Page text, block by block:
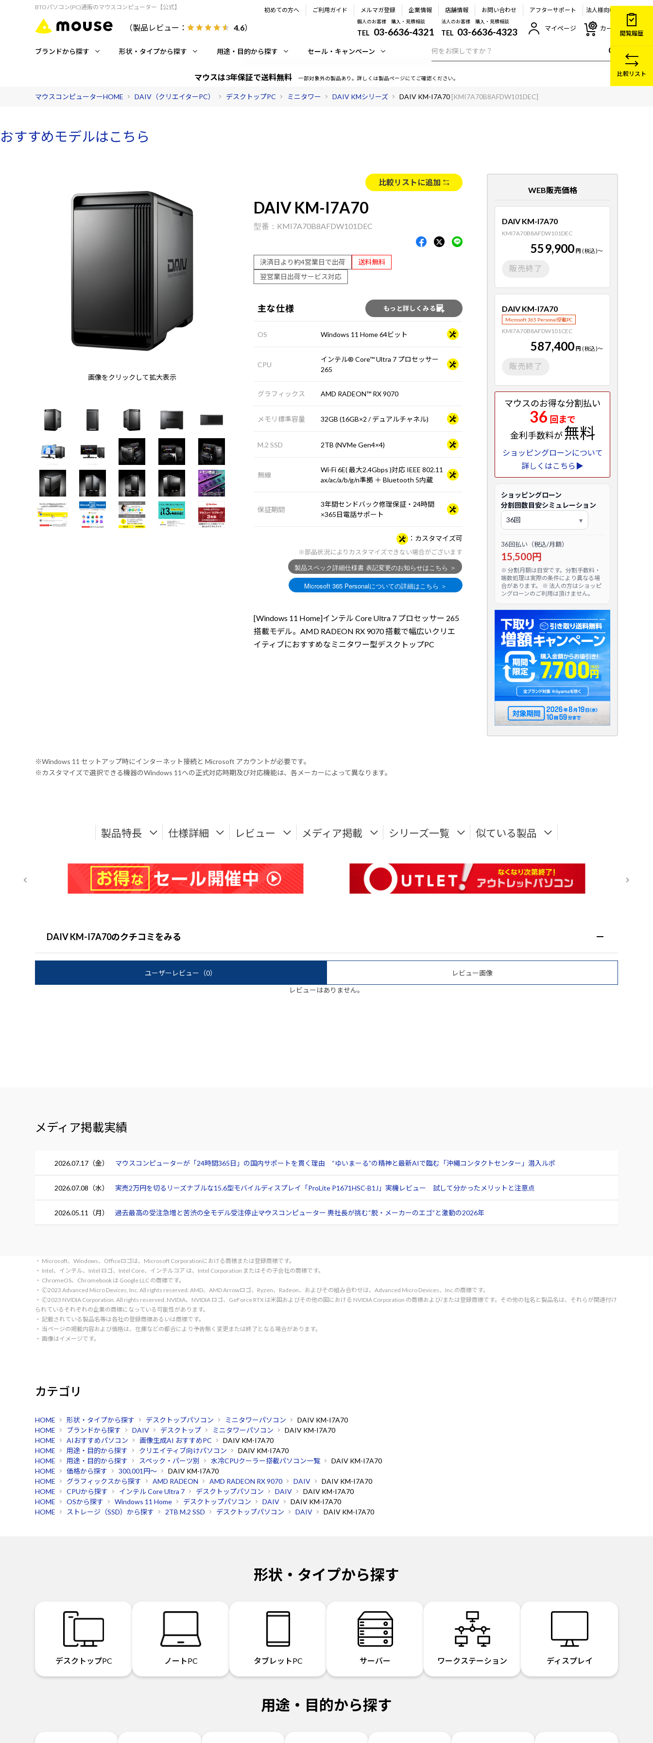
BTOパソコン(PC)通販のマウスコンピューター【公式】
（製品レビュー： 4.6）
初めての方へ ご利用ガイド メルマガ登録 企業情報 店舗情報 お問い合わせ アフターサポート 法人様向け
個人のお客様 購入・見積相談
TEL 03-6636-4321
法人のお客様 購入・見積相談
TEL 03-6636-4323 マイページ カート
ブランドから探す 形状・タイプから探す 用途・目的から探す セール・キャンペーン
マウスは3年保証で送料無料 一部対象外の製品あり。詳しくは製品ページにてご確認ください。
マウスコンピューターHOME DAIV（クリエイターPC） デスクトップPC ミニタワー DAIV KMシリーズ DAIV KM-I7A70 [KMI7A70B8AFDW101DEC]
おすすめモデルはこちら
画像をクリックして拡大表示
比較リストに追加
DAIV KM-I7A70
KMI7A70B8AFDW101DEC
決済日より約4営業日で出荷
送料無料
翌営業日出荷サービス対応
主な仕様 もっと詳しくみる
OS Windows 11 Home 64ビット
CPU
インテル® Core™ Ultra 7 プロセッサー
265
グラフィックス AMD RADEON™ RX 9070
メモリ標準容量 32GB (16GB×2 / デュアルチャネル)
M.2 SSD 2TB (NVMe Gen4×4)
無線
Wi-Fi 6E( 最大2.4Gbps )対応 IEEE 802.11
ax/ac/a/b/g/n準拠 ＋ Bluetooth 5内蔵
保証期間
3年間センドバック修理保証・24時間
×365日電話サポート
カスタマイズ可
※部品状況によりカスタマイズできない場合がございます
[Windows 11 Home]インテル Core Ultra 7 プロセッサー 265
搭載モデル。AMD RADEON RX 9070 搭載で幅広いクリエ
イティブにおすすめなミニタワー型デスクトップPC
WEB販売価格
DAIV KM-I7A70
KMI7A70B8AFDW101DEC
559,900 円 (税込)～
販売終了
DAIV KM-I7A70
Microsoft 365 Personal搭載PC
KMI7A70B8AFDW101CEC
587,400 円 (税込)～
販売終了
マウスのお得な分割払い
36 回まで
金利手数料が無料
ショッピングローンについて
詳しくはこちら▶
ショッピングローン
分割回数目安シミュレーション
36回払い（税込/月額）
15,500円
※ 分割月額は目安です。分割手数料・
端数処理は実際の条件により異なる場
合があります。 ※ 法人の方はショッピ
ングローンのご利用は頂けません。
※Windows 11 セットアップ時にインターネット接続と Microsoft アカウントが必要です。
※カスタマイズで選択できる機器のWindows 11への正式対応時期及び対応機能は、各メーカーによって異なります。
製品特長 仕様詳細 レビュー メディア掲載 シリーズ一覧 似ている製品
DAIV KM-I7A70のクチコミをみる
ユーザーレビュー （0） レビュー画像
レビューはありません。
メディア掲載実績
2026.07.17（金） マウスコンピューターが「24時間365日」の国内サポートを貫く理由 “ゆいまーる”の精神と最新AIで臨む「沖縄コンタクトセンター」潜入ルポ
2026.07.08（水） 実売2万円を切るリーズナブルな15.6型モバイルディスプレイ「ProLite P1671HSC-B1J」実機レビュー 試して分かったメリットと注意点
2026.05.11（月） 過去最高の受注急増と苦渋の全モデル受注停止――マウスコンピューター 軣社長が挑む“脱・メーカーのエゴ”と激動の2026年
・ Microsoft、Windows、Officeロゴは、Microsoft Corporationにおける商標または登録商標です。
・ Intel、インテル、Intel ロゴ、Intel Core、インテルコア は、Intel Corporation またはその子会社の商標です。
・ ChromeOS、Chromebook は Google LLC の商標です。
・ 🄫2023 Advanced Micro Devices, Inc. All rights reserved. AMD、AMD Arrowロゴ、Ryzen、Radeon、およびその組み合わせは、Advanced Micro Devices、Inc.の商標です。
・ 🄫2023 NVIDIA Corporation. All rights reserved. NVIDIA、NVIDIA ロゴ、GeForce RTX は米国およびその他の国における NVIDIA Corporation の商標および/または登録商標です。その他の社名と製品名は、それらが関連付け
られているそれぞれの企業の商標になっている可能性があります。
・ 記載されている製品名等は各社の登録商標あるいは商標です。
・ 当ページの掲載内容および価格は、在庫などの都合により予告無く変更または終了となる場合があります。
・ 画像はイメージです。
カテゴリ
HOME 形状・タイプから探す デスクトップパソコン ミニタワーパソコン
DAIV KM-I7A70
HOME
ブランドから探す DAIV デスクトップ ミニタワーパソコン
DAIV KM-I7A70
HOME
AIおすすめパソコン 画像生成AI おすすめPC
DAIV KM-I7A70
HOME
用途・目的から探す クリエイティブ向けパソコン
DAIV KM-I7A70
HOME
用途・目的から探す スペック・パーツ別 水冷CPUクーラー搭載パソコン一覧
DAIV KM-I7A70
HOME
価格から探す 300,001円～
DAIV KM-I7A70
HOME
グラフィックスから探す AMD RADEON AMD RADEON RX 9070 DAIV
DAIV KM-I7A70
HOME
CPUから探す インテル Core Ultra 7 デスクトップパソコン DAIV
DAIV KM-I7A70
HOME
OSから探す Windows 11 Home デスクトップパソコン DAIV
DAIV KM-I7A70
HOME
ストレージ（SSD）から探す 2TB M.2 SSD デスクトップパソコン DAIV DAIV KM-I7A70
形状・タイプから探す
デスクトップPC ノートPC タブレットPC サーバー ワークステーション ディスプレイ
用途・目的から探す
閲覧履歴
比較リスト